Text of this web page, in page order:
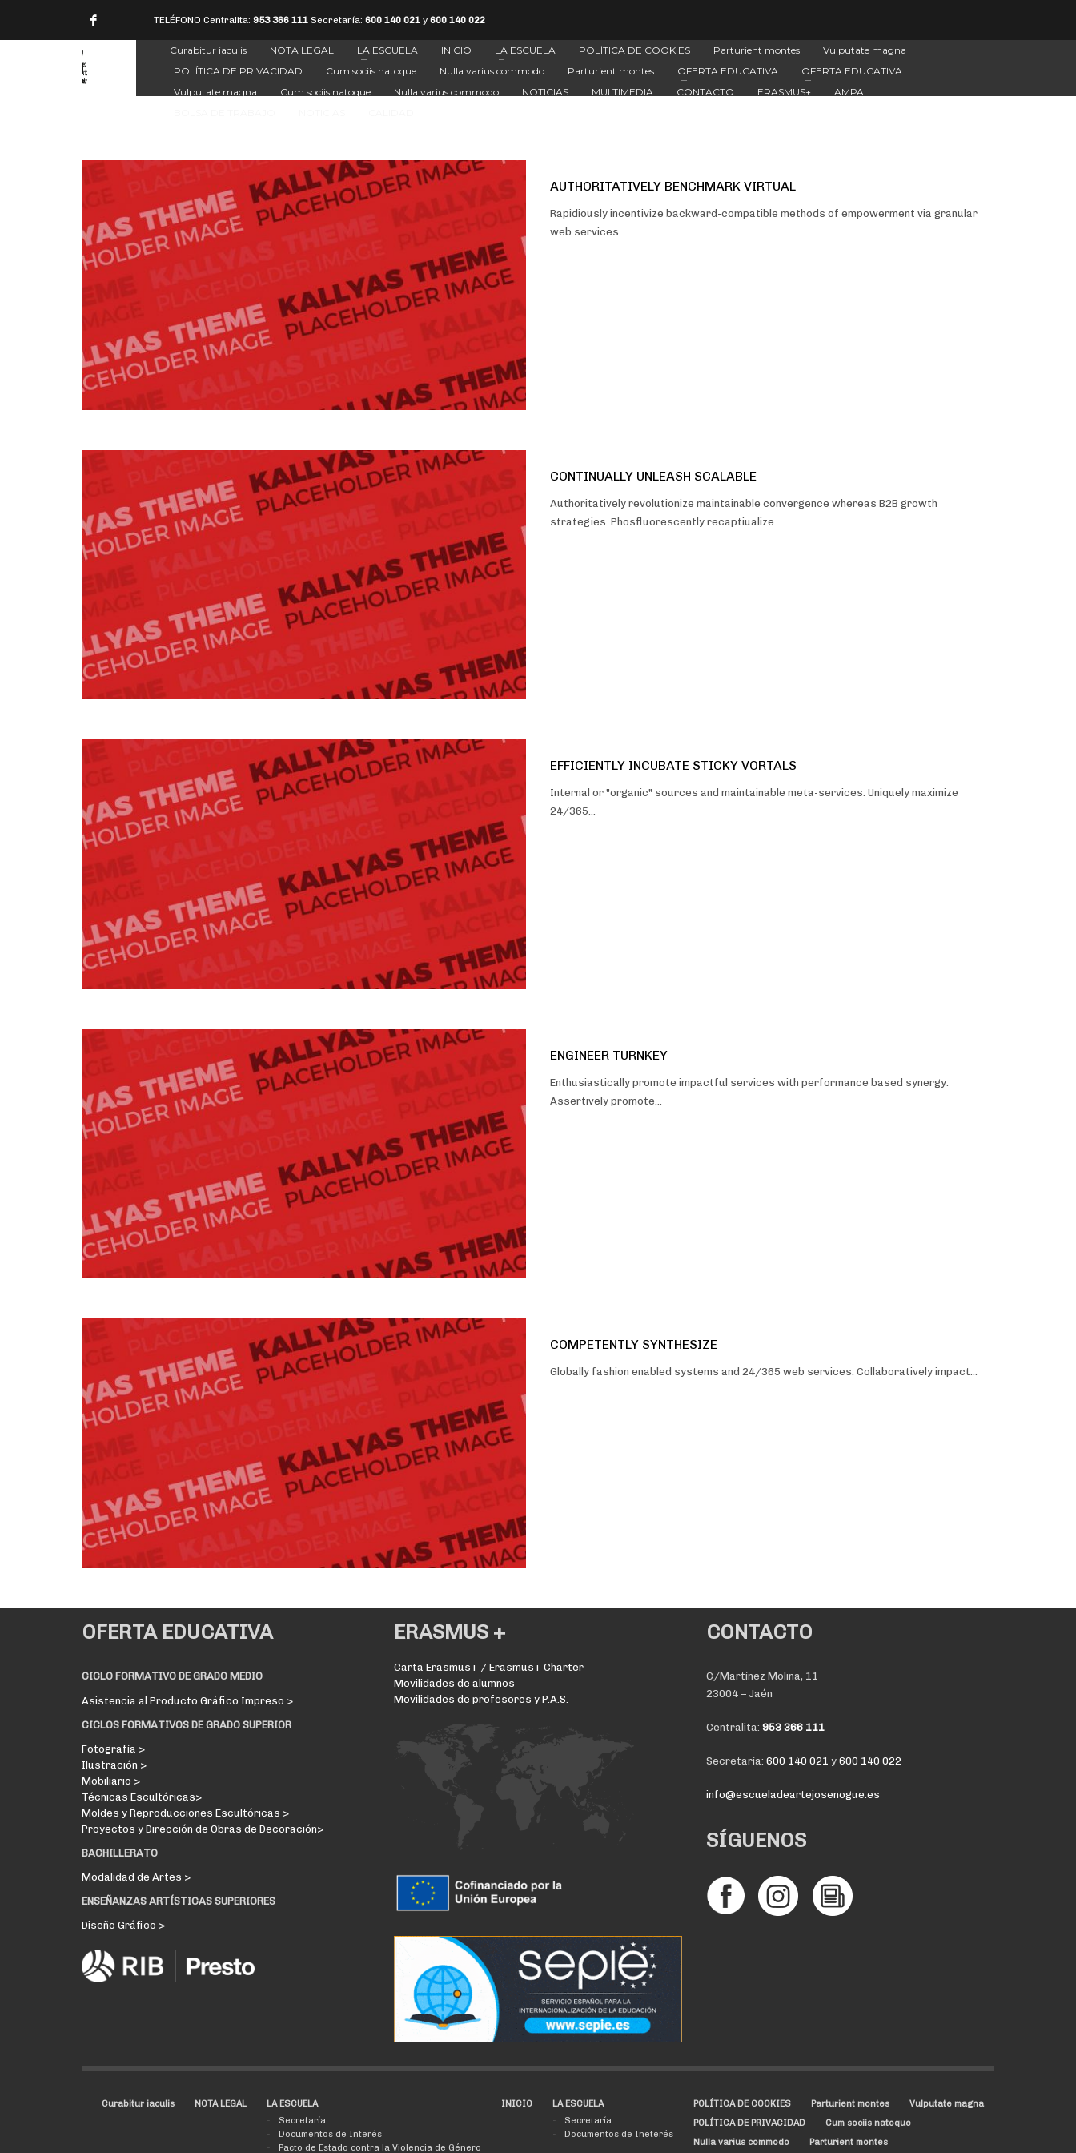
TELÉFONO Centralita: 953 366 111 Secretaría: 600 140 021 y 600 140 022
Curabitur iaculis NOTA LEGAL LA ESCUELA INICIO LA ESCUELA POLÍTICA DE COOKIES Parturient montes
Vulputate magna
POLÍTICA DE PRIVACIDAD
Cum sociis natoque Nulla varius commodo Parturient montes OFERTA EDUCATIVA
OFERTA EDUCATIVA
Vulputate magna
Cum sociis natoque Nulla varius commodo NOTICIAS MULTIMEDIA CONTACTO ERASMUS+
AMPA
AUTHORITATIVELY BENCHMARK VIRTUAL
Rapidiously incentivize backward-compatible methods of empowerment via granular
web services.…
CONTINUALLY UNLEASH SCALABLE
Authoritatively revolutionize maintainable convergence whereas B2B growth
strategies. Phosfluorescently recaptiualize…
EFFICIENTLY INCUBATE STICKY VORTALS
Internal or "organic" sources and maintainable meta-services. Uniquely maximize
24/365…
ENGINEER TURNKEY
Enthusiastically promote impactful services with performance based synergy.
Assertively promote…
COMPETENTLY SYNTHESIZE
Globally fashion enabled systems and 24/365 web services. Collaboratively impact…
OFERTA EDUCATIVA
CICLO FORMATIVO DE GRADO MEDIO
Asistencia al Producto Gráfico Impreso >
CICLOS FORMATIVOS DE GRADO SUPERIOR
Fotografía >
Ilustración >
Mobiliario >
Técnicas Escultóricas>
Moldes y Reproducciones Escultóricas >
Proyectos y Dirección de Obras de Decoración>
BACHILLERATO
Modalidad de Artes >
ENSEÑANZAS ARTÍSTICAS SUPERIORES
Diseño Gráfico >
ERASMUS +
Carta Erasmus+ / Erasmus+ Charter
Movilidades de alumnos
Movilidades de profesores y P.A.S.
CONTACTO
C/Martínez Molina, 11
23004 – Jaén
Centralita: 953 366 111
Secretaría: 600 140 021 y 600 140 022
info@escueladeartejosenogue.es
SÍGUENOS
Curabitur iaculis NOTA LEGAL
LA ESCUELA
Secretaría
Documentos de Interés
Pacto de Estado contra la Violencia de Género
INICIO
LA ESCUELA
Secretaría
Documentos de Ineterés
POLÍTICA DE COOKIES Parturient montes
Vulputate magna
POLÍTICA DE PRIVACIDAD
Cum sociis natoque
Nulla varius commodo
Parturient montes